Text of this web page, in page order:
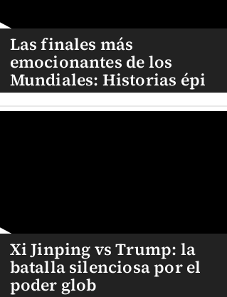
Las finales más
emocionantes de los
Mundiales: Historias épi
Xi Jinping vs Trump: la
batalla silenciosa por el
poder glob